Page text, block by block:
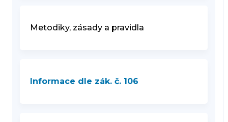
Metodiky, zásady a pravidla
Informace dle zák. č. 106